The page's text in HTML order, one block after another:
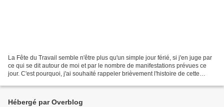
La Fête du Travail semble n'être plus qu'un simple jour férié, si j'en juge par
ce qui se dit autour de moi et par le nombre de manifestations prévues ce
jour. C'est pourquoi, j'ai souhaité rappeler brièvement l'histoire de cette
Hébergé par Overblog